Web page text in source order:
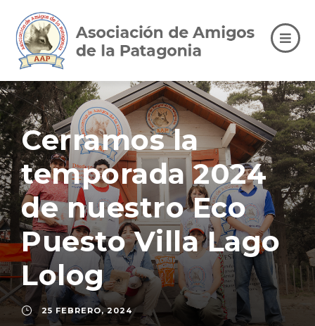
Cerramos la
temporada 2024
de nuestro Eco
Puesto Villa Lago
Lolog
25 FEBRERO, 2024